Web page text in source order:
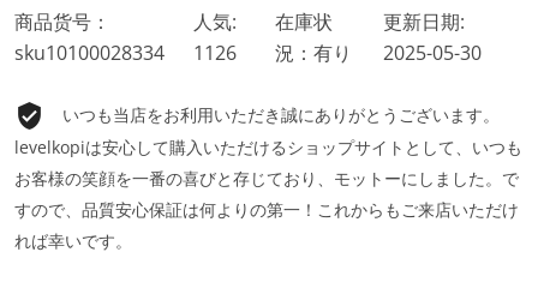
商品货号：
sku10100028334
人気:
1126
在庫状
況：有り
更新日期:
2025-05-30
いつも当店をお利用いただき誠にありがとうございます。
levelkopiは安心して購入いただけるショップサイトとして、いつも
お客様の笑顔を一番の喜びと存じており、モットーにしました。で
すので、品質安心保証は何よりの第一！これからもご来店いただけ
れば幸いです。